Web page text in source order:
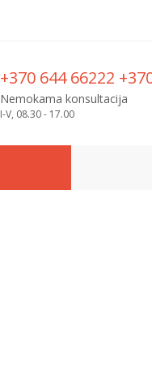
+370 644 66222
Nemokama konsultacija
I-V, 08.30 - 17.00